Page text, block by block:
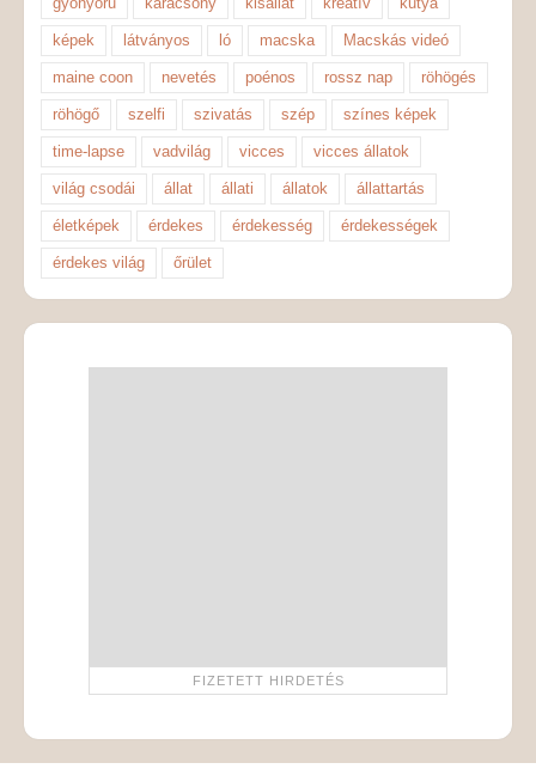
képek látványos ló macska Macskás videó
maine coon nevetés poénos rossz nap röhögés
röhögő szelfi szivatás szép színes képek
time-lapse vadvilág vicces vicces állatok
világ csodái állat állati állatok állattartás
életképek érdekes érdekesség érdekességek
érdekes világ őrület